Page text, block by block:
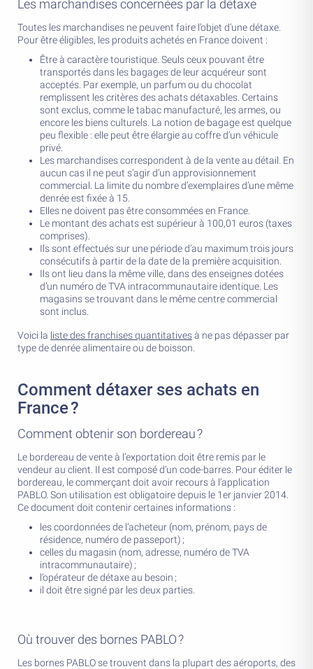
Les marchandises concernées par la détaxe
Toutes les marchandises ne peuvent faire l’objet d’une détaxe.
Pour être éligibles, les produits achetés en France doivent :
Être à caractère touristique. Seuls ceux pouvant être
transportés dans les bagages de leur acquéreur sont
acceptés. Par exemple, un parfum ou du chocolat
remplissent les critères des achats détaxables. Certains
sont exclus, comme le tabac manufacturé, les armes, ou
encore les biens culturels. La notion de bagage est quelque
peu flexible : elle peut être élargie au coffre d’un véhicule
privé.
Les marchandises correspondent à de la vente au détail. En
aucun cas il ne peut s’agir d’un approvisionnement
commercial. La limite du nombre d’exemplaires d’une même
denrée est fixée à 15.
Elles ne doivent pas être consommées en France.
Le montant des achats est supérieur à 100,01 euros (taxes
comprises).
Ils sont effectués sur une période d’au maximum trois jours
consécutifs à partir de la date de la première acquisition.
Ils ont lieu dans la même ville, dans des enseignes dotées
d’un numéro de TVA intracommunautaire identique. Les
magasins se trouvant dans le même centre commercial
sont inclus.
Voici la liste des franchises quantitativesà ne pas dépasser par
type de denrée alimentaire ou de boisson.
Comment détaxer ses achats en
France ?
Comment obtenir son bordereau ?
Le bordereau de vente à l’exportation doit être remis par le
vendeur au client. Il est composé d’un code-barres. Pour éditer le
bordereau, le commerçant doit avoir recours à l’application
PABLO. Son utilisation est obligatoire depuis le 1er janvier 2014.
Ce document doit contenir certaines informations :
les coordonnées de l’acheteur (nom, prénom, pays de
résidence, numéro de passeport) ;
celles du magasin (nom, adresse, numéro de TVA
intracommunautaire) ;
l’opérateur de détaxe au besoin ;
il doit être signé par les deux parties.
Où trouver des bornes PABLO ?
Les bornes PABLO se trouvent dans la plupart des aéroports, des